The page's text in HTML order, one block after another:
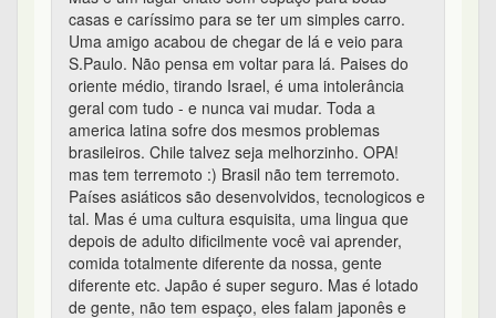
casas e caríssimo para se ter um simples carro.
Uma amigo acabou de chegar de lá e veio para
S.Paulo. Não pensa em voltar para lá. Paises do
oriente médio, tirando Israel, é uma intolerância
geral com tudo - e nunca vai mudar. Toda a
america latina sofre dos mesmos problemas
brasileiros. Chile talvez seja melhorzinho. OPA!
mas tem terremoto :) Brasil não tem terremoto.
Países asiáticos são desenvolvidos, tecnologicos e
tal. Mas é uma cultura esquisita, uma lingua que
depois de adulto dificilmente você vai aprender,
comida totalmente diferente da nossa, gente
diferente etc. Japão é super seguro. Mas é lotado
de gente, não tem espaço, eles falam japonês e